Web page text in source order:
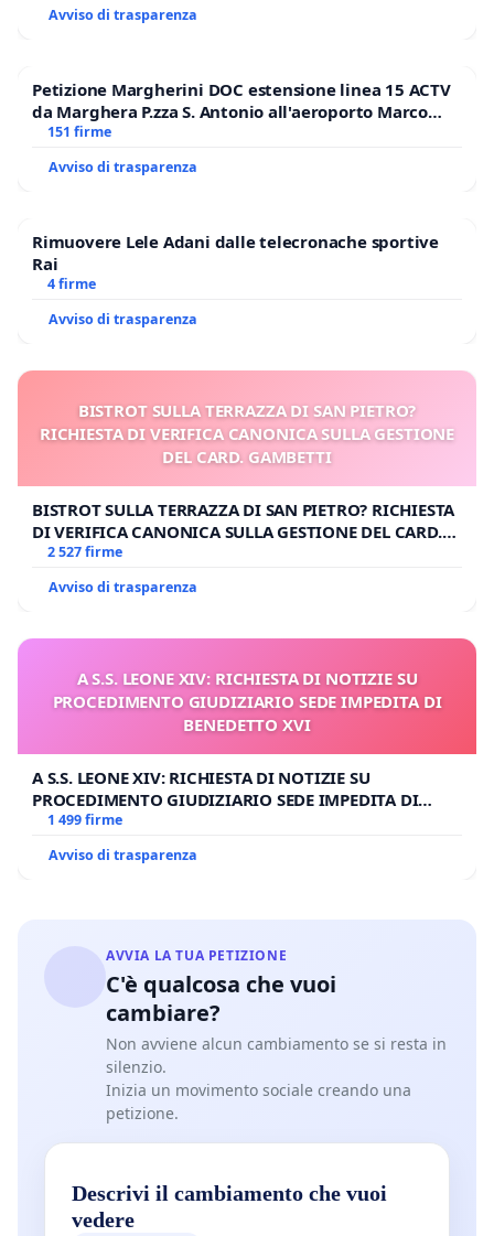
Avviso di trasparenza
Petizione Margherini DOC estensione linea 15 ACTV
da Marghera P.zza S. Antonio all'aeroporto Marco
Polo tariffa a € 1,50
151 firme
Avviso di trasparenza
Rimuovere Lele Adani dalle telecronache sportive
Rai
4 firme
Avviso di trasparenza
BISTROT SULLA TERRAZZA DI SAN PIETRO?
RICHIESTA DI VERIFICA CANONICA SULLA GESTIONE
DEL CARD. GAMBETTI
BISTROT SULLA TERRAZZA DI SAN PIETRO? RICHIESTA
DI VERIFICA CANONICA SULLA GESTIONE DEL CARD.
GAMBETTI
2 527 firme
Avviso di trasparenza
A S.S. LEONE XIV: RICHIESTA DI NOTIZIE SU
PROCEDIMENTO GIUDIZIARIO SEDE IMPEDITA DI
BENEDETTO XVI
A S.S. LEONE XIV: RICHIESTA DI NOTIZIE SU
PROCEDIMENTO GIUDIZIARIO SEDE IMPEDITA DI
BENEDETTO XVI
1 499 firme
Avviso di trasparenza
AVVIA LA TUA PETIZIONE
C'è qualcosa che vuoi
cambiare?
Non avviene alcun cambiamento se si resta in
silenzio.
Inizia un movimento sociale creando una
petizione.
Descrivi il cambiamento che vuoi
vedere